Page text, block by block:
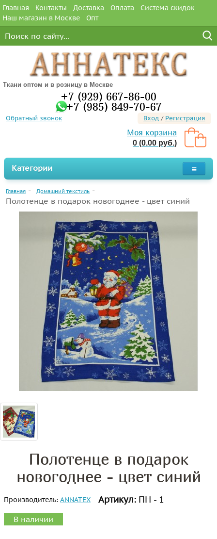
Главная Контакты Доставка Оплата
Система скидок
Наш магазин в Москве
Опт
Ткани оптом и в розницу в Москве
+7 (929) 667-86-00
+7 (985) 849-70-67
Обратный звонок Вход / Регистрация
Моя корзина
0 (0.00 руб.)
Категории
Главная Домашний текстиль
Полотенце в подарок новогоднее - цвет синий
Полотенце в подарок
новогоднее - цвет синий
Производитель: ANNATEX Артикул: ПН - 1
В наличии